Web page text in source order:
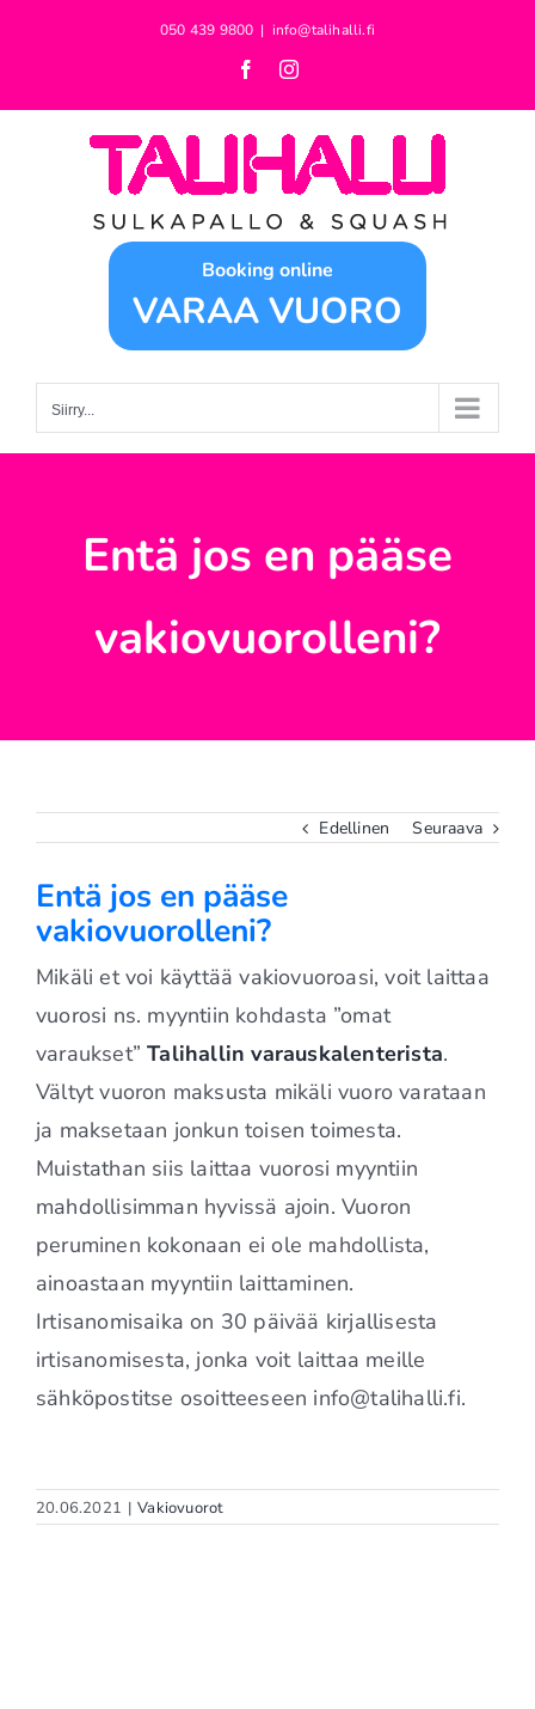
050 439 9800 | info@talihalli.fi
FacebookInstagram
Booking online
VARAA VUORO
Siirry...
Entä jos en pääse
vakiovuorolleni?
Edellinen Seuraava
Entä jos en pääse
vakiovuorolleni?
Mikäli et voi käyttää vakiovuoroasi, voit laittaa
vuorosi ns. myyntiin kohdasta ”omat
varaukset”Talihallin varauskalenterista.
Vältyt vuoron maksusta mikäli vuoro varataan
ja maksetaan jonkun toisen toimesta.
Muistathan siis laittaa vuorosi myyntiin
mahdollisimman hyvissä ajoin. Vuoron
peruminen kokonaan ei ole mahdollista,
ainoastaan myyntiin laittaminen.
Irtisanomisaika on 30 päivää kirjallisesta
irtisanomisesta, jonka voit laittaa meille
sähköpostitse osoitteeseen info@talihalli.fi.
20.06.2021 | Vakiovuorot